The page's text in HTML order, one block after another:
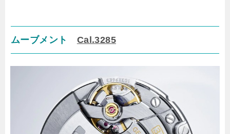
ムーブメント Cal.3285